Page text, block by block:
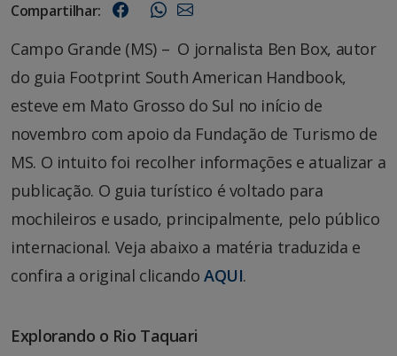
Compartilhar:
Campo Grande (MS) – O jornalista Ben Box, autor
do guia Footprint South American Handbook,
esteve em Mato Grosso do Sul no início de
novembro com apoio da Fundação de Turismo de
MS. O intuito foi recolher informações e atualizar a
publicação. O guia turístico é voltado para
mochileiros e usado, principalmente, pelo público
internacional. Veja abaixo a matéria traduzida e
confira a original clicando AQUI.
Explorando o Rio Taquari